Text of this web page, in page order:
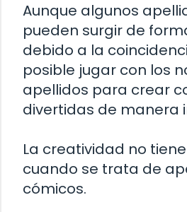
Aunque algunos
pueden surgir de
debido a la
posible jugar con los
apellidos para crear
divertidas de manera
La creatividad no
cuando se trata de
cómicos.